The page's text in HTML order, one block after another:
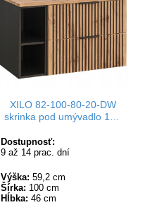
XILO 82-100-80-20-DW
skrinka pod umývadlo 100
Dostupnosť:
9 až 14 prac. dní
Výška: 59,2 cm
Šírka: 100 cm
Hĺbka: 46 cm